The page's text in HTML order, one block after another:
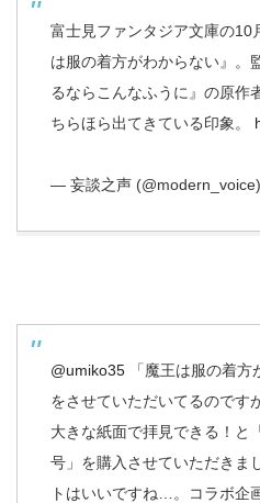
富士見ファンタジア文庫の10
は服の着方がわからない』。
るならこんなふうに』の原作
ちらほら出てきている印象。
— 妄談之声 (@modern_voice)
@umiko35 「魔王は服の着方
をさせていただいてるのです
大きな紙面で拝見できる！と
号」を購入させていただきま
トはいいですね…。コラボ企